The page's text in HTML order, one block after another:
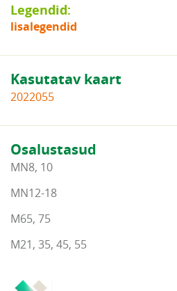
Legendid:
lisalegendid
Kasutatav kaart
2022055
Osalustasud
MN8, 10
MN12-18
M65, 75
M21, 35, 45, 55